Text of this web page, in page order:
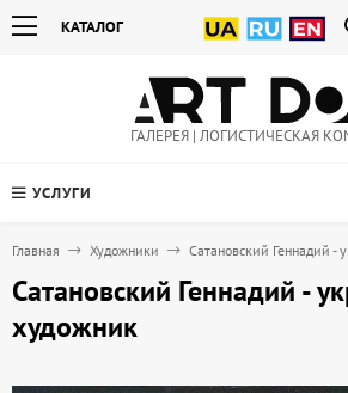
КАТАЛОГ
ГАЛЕРЕЯ | ЛОГИСТИЧЕСКАЯ
УСЛУГИ
Главная Художники Сатановский Геннадий -
Сатановский Геннадий -
художник